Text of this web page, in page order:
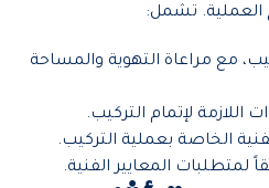
تشمل:
مع مراعاة التهوية والمساحة
اللازمة لإتمام التركيب.
الخاصة بعملية التركيب.
لمتطلبات المعايير الفنية.